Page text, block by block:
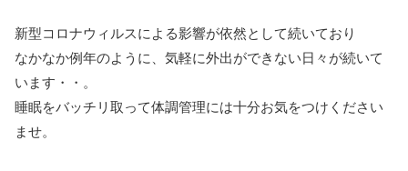
新型コロナウィルスによる影響が依然として続いており
なかなか例年のように、気軽に外出ができない日々が続いて
います・・。
睡眠をバッチリ取って体調管理には十分お気をつけください
ませ。